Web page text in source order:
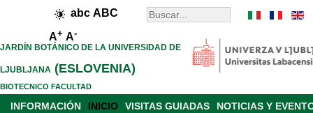
abc ABC
A+ A-
JARDÍN BOTÁNICO DE LA UNIVERSIDAD DE
LJUBLJANA (ESLOVENIA)
BIOTECNICO FACULTAD
INFORMACIÓN INICIO VISITAS GUIADAS
NOTICIAS Y